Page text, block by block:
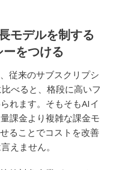
モデルを制する
をつける
従来のサブスクリプシ
べると、格段に高いフ
れます。そもそもAIイ
課金より複雑な課金モ
ることでコストを改善
えません。